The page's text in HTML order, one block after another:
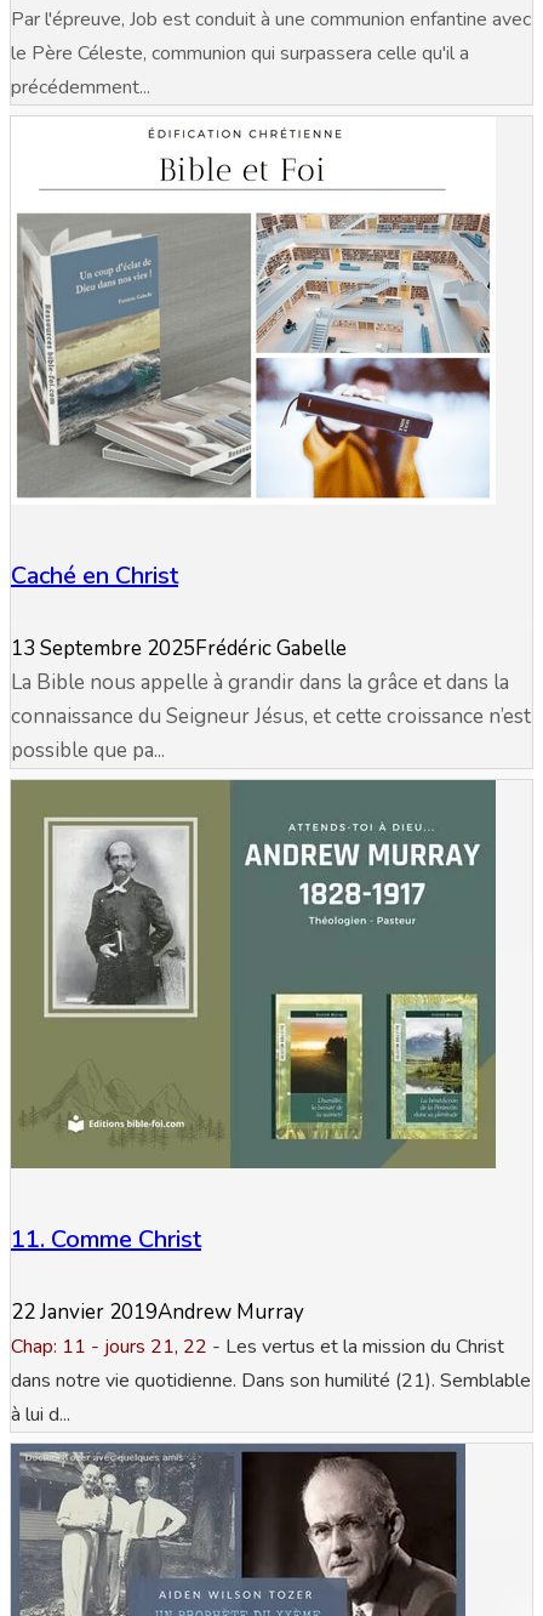
Par l'épreuve, Job est conduit à une communion enfantine avec
le Père Céleste, communion qui surpassera celle qu'il a
précédemment...
Caché en Christ
13 Septembre 2025Frédéric Gabelle
La Bible nous appelle à grandir dans la grâce et dans la
connaissance du Seigneur Jésus, et cette croissance n’est
possible que pa...
11. Comme Christ
22 Janvier 2019Andrew Murray
Chap: 11 - jours 21, 22 - Les vertus et la mission du Christ
dans notre vie quotidienne. Dans son humilité (21). Semblable
à lui d...